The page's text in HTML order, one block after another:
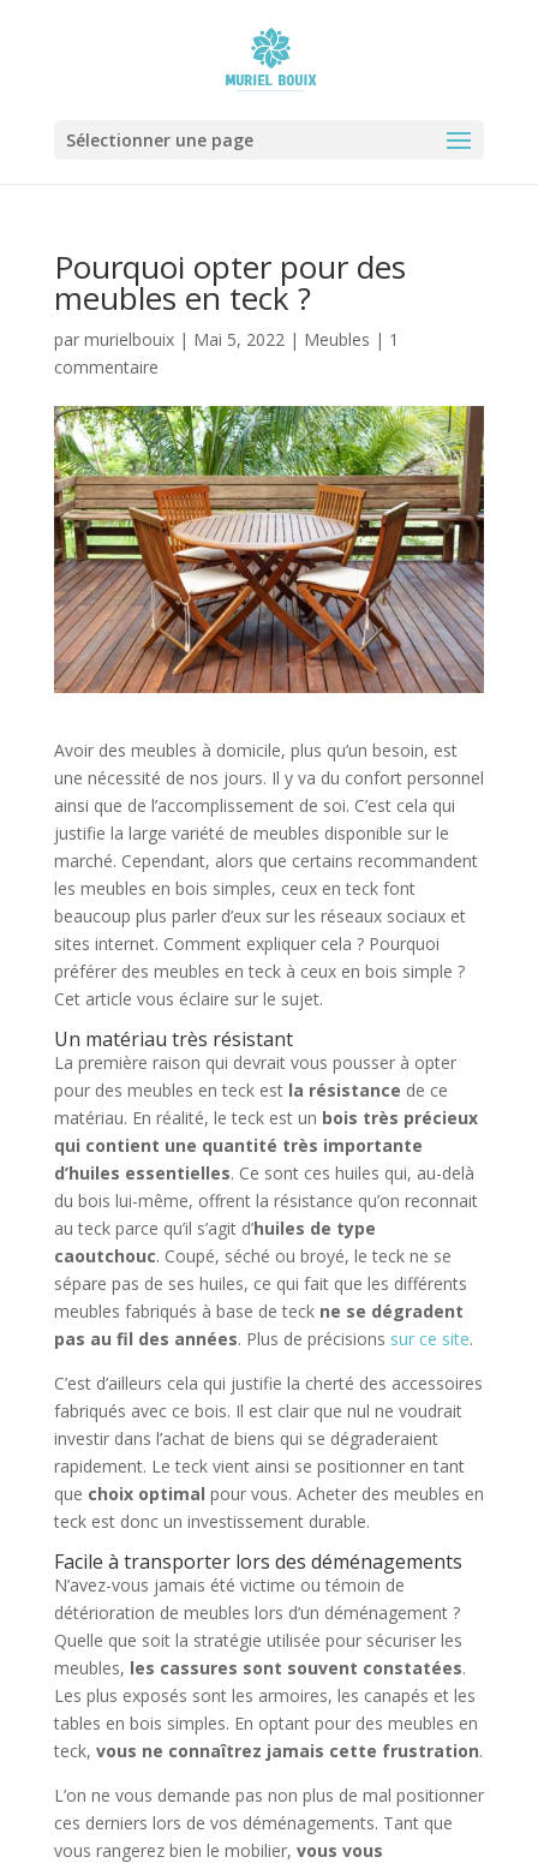
Sélectionner une page
Pourquoi opter pour des
meubles en teck ?
par murielbouix| Mai 5, 2022| Meubles | 1
commentaire
Avoir des meubles à domicile, plus qu’un besoin, est
une nécessité de nos jours. Il y va du confort personnel
ainsi que de l’accomplissement de soi. C’est cela qui
justifie la large variété de meubles disponible sur le
marché. Cependant, alors que certains recommandent
les meubles en bois simples, ceux en teck font
beaucoup plus parler d’eux sur les réseaux sociaux et
sites internet. Comment expliquer cela ? Pourquoi
préférer des meubles en teck à ceux en bois simple ?
Cet article vous éclaire sur le sujet.
Un matériau très résistant
La première raison qui devrait vous pousser à opter
pour des meubles en teck est la résistance de ce
matériau. En réalité, le teck est un bois très précieux
qui contient une quantité très importante
d’huiles essentielles. Ce sont ces huiles qui, au-delà
du bois lui-même, offrent la résistance qu’on reconnait
au teck parce qu’il s’agit d’huiles de type
caoutchouc. Coupé, séché ou broyé, le teck ne se
sépare pas de ses huiles, ce qui fait que les différents
meubles fabriqués à base de teck ne se dégradent
pas au fil des années. Plus de précisions sur ce site.
C’est d’ailleurs cela qui justifie la cherté des accessoires
fabriqués avec ce bois. Il est clair que nul ne voudrait
investir dans l’achat de biens qui se dégraderaient
rapidement. Le teck vient ainsi se positionner en tant
que choix optimal pour vous. Acheter des meubles en
teck est donc un investissement durable.
Facile à transporter lors des déménagements
N’avez-vous jamais été victime ou témoin de
détérioration de meubles lors d’un déménagement ?
Quelle que soit la stratégie utilisée pour sécuriser les
meubles, les cassures sont souvent constatées.
Les plus exposés sont les armoires, les canapés et les
tables en bois simples. En optant pour des meubles en
teck, vous ne connaîtrez jamais cette frustration.
L’on ne vous demande pas non plus de mal positionner
ces derniers lors de vos déménagements. Tant que
vous rangerez bien le mobilier, vous vous